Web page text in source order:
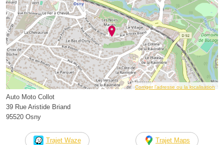
Corriger l’adresse ou la localisation
Auto Moto Collot
39 Rue Aristide Briand
95520 Osny
Trajet Waze Trajet Maps